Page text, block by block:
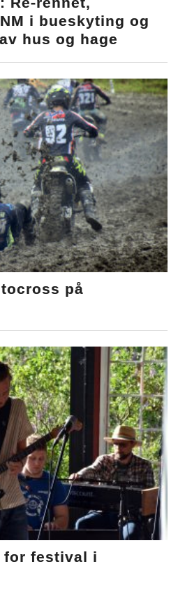
i bueskyting og
hus og hage
på
for festival i